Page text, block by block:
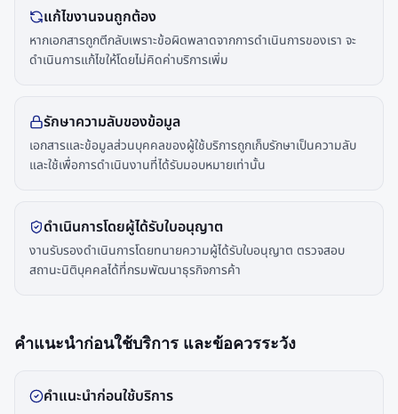
แก้ไขงานจนถูกต้อง
หากเอกสารถูกตีกลับเพราะข้อผิดพลาดจากการดำเนินการของเรา จะ
ดำเนินการแก้ไขให้โดยไม่คิดค่าบริการเพิ่ม
รักษาความลับของข้อมูล
เอกสารและข้อมูลส่วนบุคคลของผู้ใช้บริการถูกเก็บรักษาเป็นความลับ
และใช้เพื่อการดำเนินงานที่ได้รับมอบหมายเท่านั้น
ดำเนินการโดยผู้ได้รับใบอนุญาต
งานรับรองดำเนินการโดยทนายความผู้ได้รับใบอนุญาต ตรวจสอบ
สถานะนิติบุคคลได้ที่กรมพัฒนาธุรกิจการค้า
คำแนะนำก่อนใช้บริการ และข้อควรระวัง
คำแนะนำก่อนใช้บริการ